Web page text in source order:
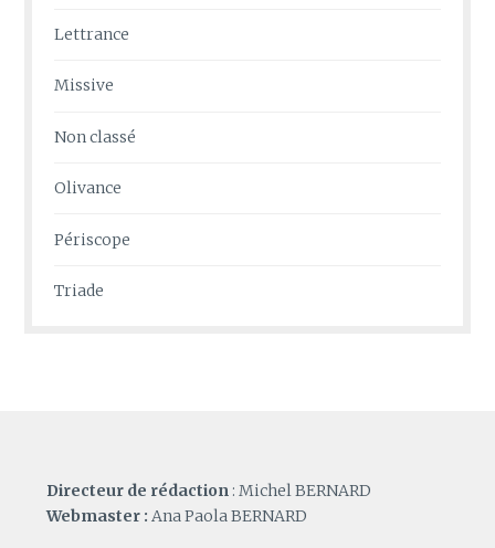
Lettrance
Missive
Non classé
Olivance
Périscope
Triade
Directeur de rédaction : Michel BERNARD
Webmaster : Ana Paola BERNARD